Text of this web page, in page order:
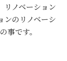
リノベーション
ンのリノベーシ
事です。